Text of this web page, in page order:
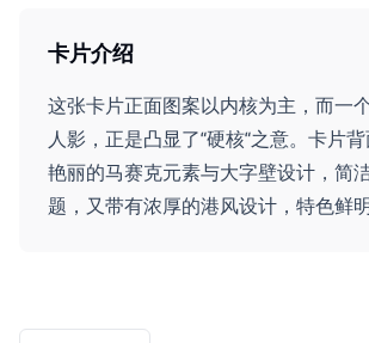
卡片介绍
这张卡片正面图案以内核为主，而一
人影，正是凸显了“硬核“之意。卡片
艳丽的马赛克元素与大字壁设计，简
题，又带有浓厚的港风设计，特色鲜明